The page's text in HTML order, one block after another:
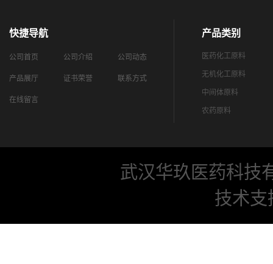
快捷导航
公司首页 公司介绍 公司动态
产品展厅 证书荣誉 联系方式
在线留言
产品类别
医药化工原料
无机化工原料
中间体原料
农药原料
武汉华玖医药科技
技术